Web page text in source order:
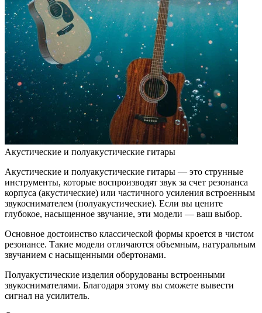
Акустические и полуакустические гитары
Акустические и полуакустические гитары — это струнные
инструменты, которые воспроизводят звук за счет резонанса
корпуса (акустические) или частичного усиления встроенным
звукоснимателем (полуакустические). Если вы цените
глубокое, насыщенное звучание, эти модели — ваш выбор.
Основное достоинство классической формы кроется в чистом
резонансе. Такие модели отличаются объемным, натуральным
звучанием с насыщенными обертонами.
Полуакустические изделия оборудованы встроенными
звукоснимателями. Благодаря этому вы сможете вывести
сигнал на усилитель.